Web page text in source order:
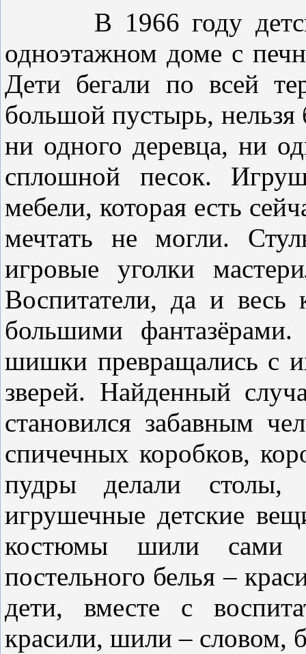
В 1966 году
одноэтажном доме с
Дети бегали по всей
большой пустырь,
ни одного деревца, ни
сплошной песок.
мебели, которая есть
мечтать не могли.
игровые уголки
Воспитатели, да и весь
большими
шишки превращались с
зверей. Найденный
становился забавным
спичечных коробков,
пудры делали столы,
игрушечные детские
костюмы шили сами
постельного белья –
дети, вместе с
красили, шили – словом,